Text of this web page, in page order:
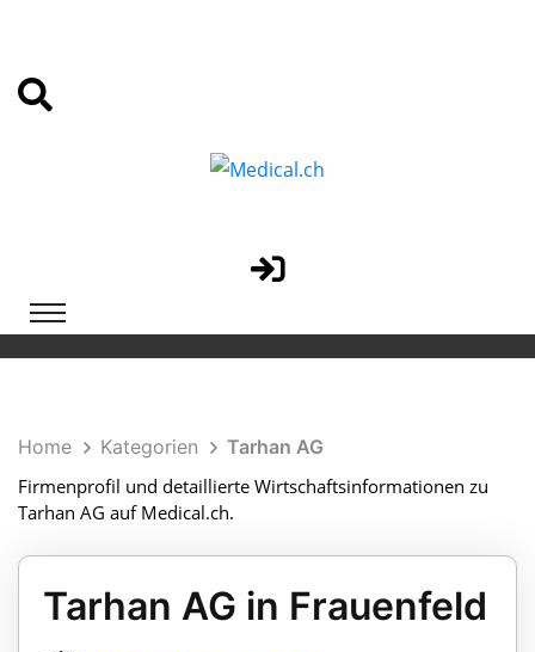
Home Kategorien
Tarhan AG
Firmenprofil und detaillierte Wirtschaftsinformationen zu
Tarhan AG auf Medical.ch.
Tarhan AG in Frauenfeld